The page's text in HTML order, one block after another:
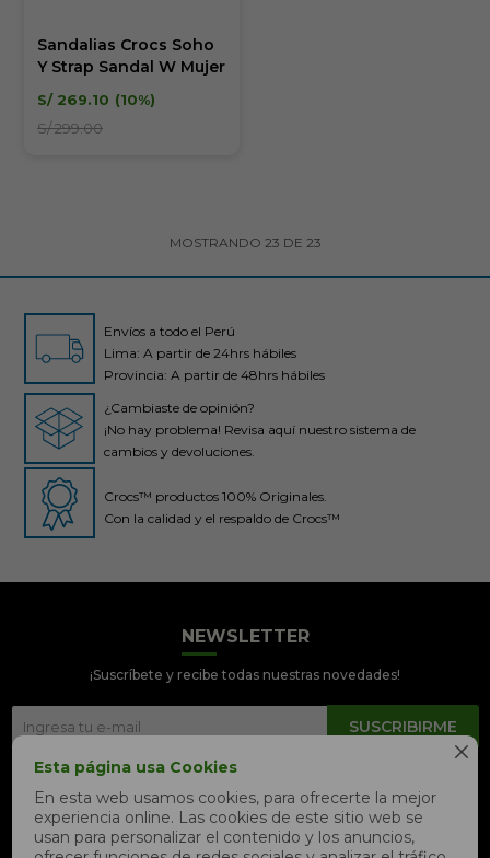

Esta página usa Cookies
En esta web usamos cookies, para ofrecerte la mejor
experiencia online. Las cookies de este sitio web se
usan para personalizar el contenido y los anuncios,
Crocs Perú
● En línea
📦 Quiero saber sobre mi pedido
Sandalias Crocs Soho
Y Strap Sandal W Mujer
S/ 269.10
10
S/299.00
MOSTRANDO 23 DE 23
Envíos a todo el Perú
Lima: A partir de 24hrs hábiles
Provincia: A partir de 48hrs hábiles
¿Cambiaste de opinión?
¡No hay problema! Revisa aquí nuestro sistema de
cambios y devoluciones.
Crocs™ productos 100% Originales.
Con la calidad y el respaldo de Crocs™
NEWSLETTER
¡Suscríbete y recibe todas nuestras novedades!
SUSCRIBIRME
